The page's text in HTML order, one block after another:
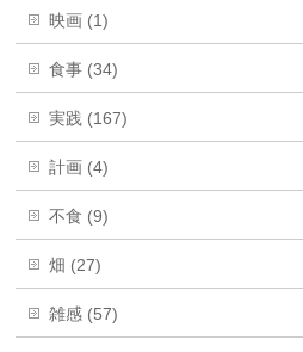
映画 (1)
食事 (34)
実践 (167)
計画 (4)
不食 (9)
畑 (27)
雑感 (57)